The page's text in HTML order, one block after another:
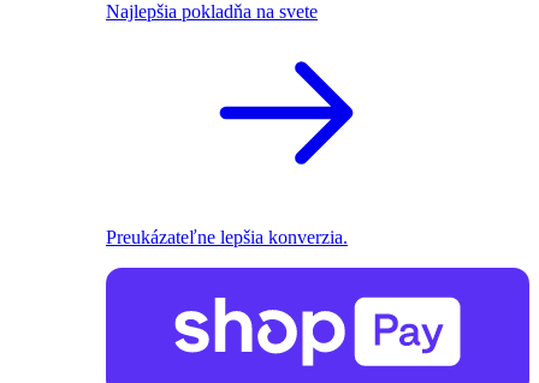
Najlepšia pokladňa na svete
Preukázateľne lepšia konverzia.